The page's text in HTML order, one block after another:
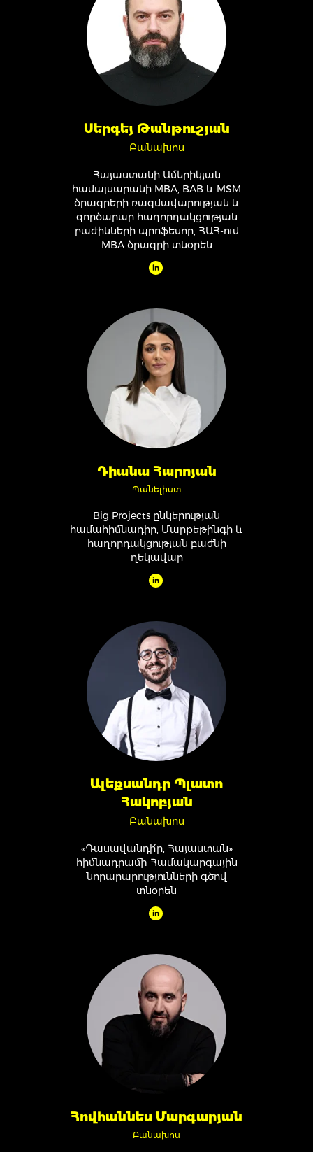
Սերգեյ Թանթուշյան
Բանախոս
Հայաստանի Ամերիկյան
համալսարանի MBA, BAB և MSM
ծրագրերի ռազմավարության և
գործարար հաղորդակցության
բաժինների պրոֆեսոր, ՀԱՀ-ում
MBA ծրագրի տնօրեն
Դիանա Հարոյան
Պանելիստ
Big Projects ընկերության
համահիմնադիր, Մարքեթինգի և
հաղորդակցության բաժնի
ղեկավար
Ալեքսանդր Պլատո
Հակոբյան
Բանախոս
«Դասավանդի՛ր, Հայաստան»
հիմնադրամի Համակարգային
նորարարությունների գծով
տնօրեն
Հովհաննես Մարգարյան
Բանախոս